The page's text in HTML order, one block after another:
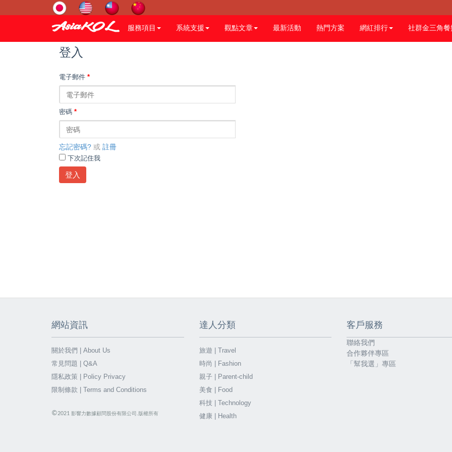
服務項目 系統支援 觀點文章 最新活動 熱門方案 網紅排行 社群金三角
登入
電子郵件 *
密碼 *
忘記密碼? 或 註冊
下次記住我
登入
網站資訊
關於我們 | About Us
常見問題 | Q&A
隱私政策 | Policy Privacy
限制條款 | Terms and Conditions
©2021 影響力數據顧問股份有限公司.版權所有
達人分類
旅遊 | Travel
時尚 | Fashion
親子 | Parent-child
美食 | Food
科技 | Technology
健康 | Health
客戶服務
聯絡我們
合作夥伴專區
「幫我選」專區